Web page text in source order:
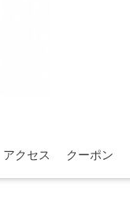
アクセス クーポン